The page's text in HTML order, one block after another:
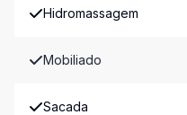
Hidromassagem
Mobiliado
Sacada